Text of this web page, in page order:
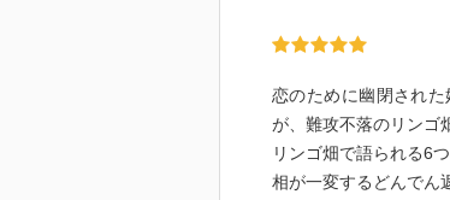
恋のために幽閉され
が、難攻不落のリンゴ
リンゴ畑で語られる6
相が一変するどんでん